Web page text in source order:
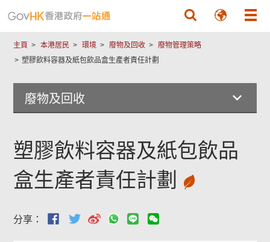
主頁 本港居民 環境 廢物及回收
廢物管理策略
塑膠飲料容器及紙包飲品盒生產者責任計劃
廢物及回收
塑膠飲料容器及紙包飲品
盒生產者責任計劃
分享：